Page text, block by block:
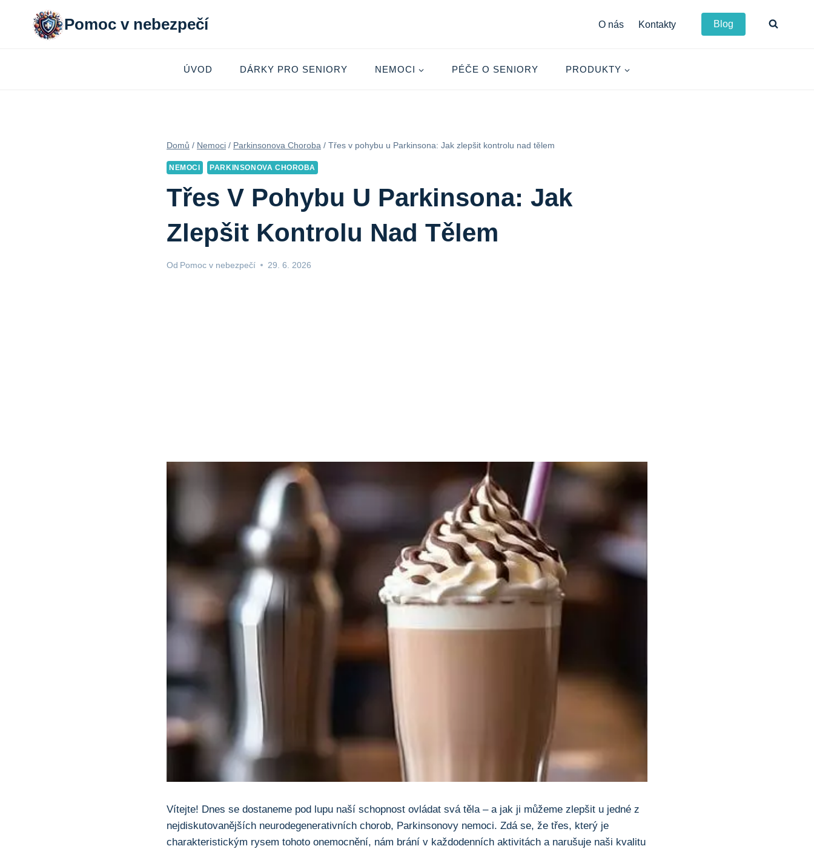
Pomoc v nebezpečí O nás Kontakty Blog
ÚVOD DÁRKY PRO SENIORY NEMOCI PÉČE O SENIORY PRODUKTY
Domů / Nemoci / Parkinsonova Choroba / Třes v pohybu u Parkinsona: Jak zlepšit kontrolu nad tělem
NEMOCI PARKINSONOVA CHOROBA
Třes V Pohybu U Parkinsona: Jak
Zlepšit Kontrolu Nad Tělem
Od Pomoc v nebezpečí 29. 6. 2026
Vítejte! Dnes se dostaneme pod ‌lupu ⁤naší schopnost ovládat svá‍ těla – ⁢a jak ji ‌můžeme zlepšit⁢ u jedné z ​
nejdiskutovanějších‍ neurodegenerativních chorob, Parkinsonovy nemoci. Zdá ‌se, ‍že třes, který je
⁤charakteristickým ⁤rysem tohoto onemocnění, nám brání v každodenních aktivitách ‍a‌ narušuje​ naši kvalitu